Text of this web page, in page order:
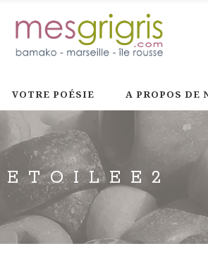
VOTRE POÉSIE A PROPOS DE
ETOILEE2